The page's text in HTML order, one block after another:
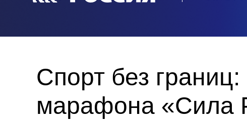
Спорт без
марафона «Сила